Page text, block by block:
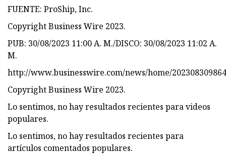
FUENTE: ProShip, Inc.
Copyright Business Wire 2023.
PUB: 30/08/2023 11:00 A. M./DISCO: 30/08/2023 11:02 A.
M.
http://www.businesswire.com/news/home/
Copyright Business Wire 2023.
Lo sentimos, no hay resultados recientes para videos
populares.
Lo sentimos, no hay resultados recientes para
artículos comentados populares.